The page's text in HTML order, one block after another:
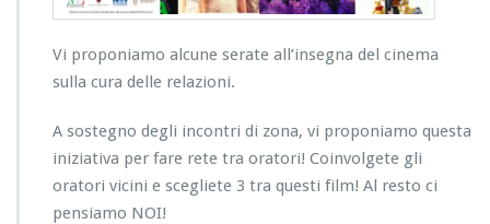
Vi proponiamo alcune serate all’insegna del cinema
sulla cura delle relazioni.
A sostegno degli incontri di zona, vi proponiamo questa
iniziativa per fare rete tra oratori! Coinvolgete gli
oratori vicini e scegliete 3 tra questi film! Al resto ci
pensiamo NOI!